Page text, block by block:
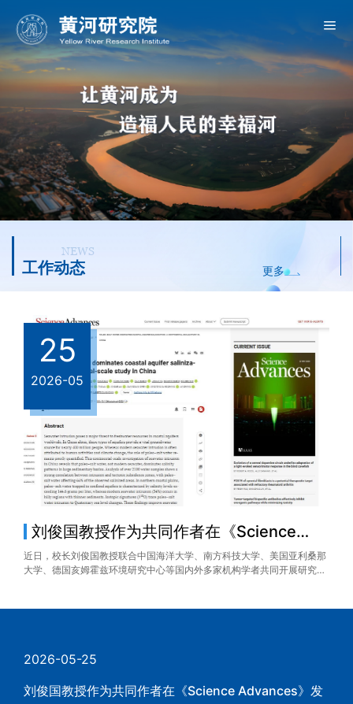
NEWS
工作动态 更多
国教授作为共同作者在《Science
》发文揭示中...
刘俊国教授联合中国海洋大学、南方科技大学、美国亚利桑那
亥姆霍兹环境研究中心等国内外多家机构学者共同开展研究，
25
2026-05
校长刘俊
十届国际
应第十届国际洪水
程院院士、西安大
2026-05-25
刘俊国教授作为共同作者在《Science Advances》发